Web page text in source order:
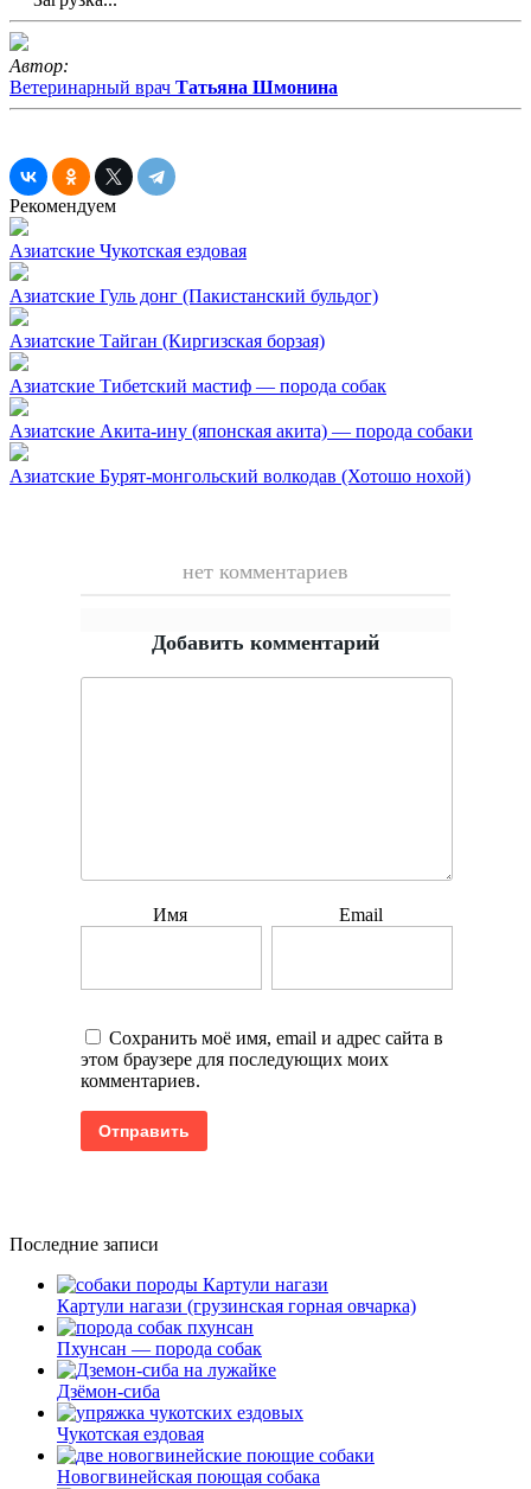
Автор:
Ветеринарный врач Татьяна Шмонина
Рекомендуем
Азиатские Чукотская ездовая
Азиатские Гуль донг (Пакистанский бульдог)
Азиатские Тайган (Киргизская борзая)
Азиатские Тибетский мастиф — порода собак
Азиатские Акита-ину (японская акита) — порода собаки
Азиатские Бурят-монгольский волкодав (Хотошо нохой)
нет комментариев
Добавить комментарий
Имя Email
Сохранить моё имя, email и адрес сайта в
этом браузере для последующих моих
комментариев.
Последние записи
Картули нагази (грузинская горная овчарка)
Пхунсан — порода собак
Дзёмон-сиба
Чукотская ездовая
Новогвинейская поющая собака